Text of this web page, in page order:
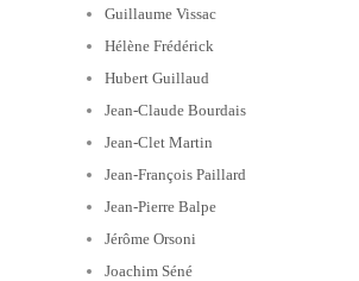
Guillaume Vissac
Hélène Frédérick
Hubert Guillaud
Jean-Claude Bourdais
Jean-Clet Martin
Jean-François Paillard
Jean-Pierre Balpe
Jérôme Orsoni
Joachim Séné